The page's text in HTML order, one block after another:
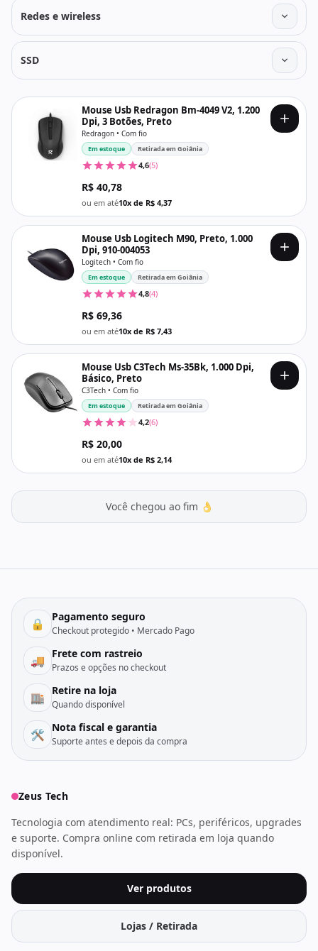
Redes e wireless
SSD
Mouse Usb Redragon Bm-4049 V2, 1.200
Dpi, 3 Botões, Preto
Redragon • Com fio
Em estoque Retirada em Goiânia
4,6(5)
R$ 40,78
ou em até10x de R$ 4,37
Mouse Usb Logitech M90, Preto, 1.000
Dpi, 910-004053
Logitech • Com fio
Em estoque Retirada em Goiânia
4,8(4)
R$ 69,36
ou em até10x de R$ 7,43
Mouse Usb C3Tech Ms-35Bk, 1.000 Dpi,
Básico, Preto
C3Tech • Com fio
Em estoque Retirada em Goiânia
4,2(6)
R$ 20,00
ou em até10x de R$ 2,14
Você chegou ao fim 👌
🔒 Pagamento seguro
Checkout protegido • Mercado Pago
🚚 Frete com rastreio
Prazos e opções no checkout
🏬 Retire na loja
Quando disponível
🛠️ Nota fiscal e garantia
Suporte antes e depois da compra
Zeus Tech
Tecnologia com atendimento real: PCs, periféricos, upgrades
e suporte. Compra online com retirada em loja quando
disponível.
Ver produtos
Lojas / Retirada